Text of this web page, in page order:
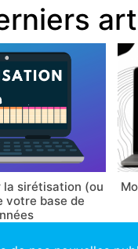
la sirétisation (ou
votre base de